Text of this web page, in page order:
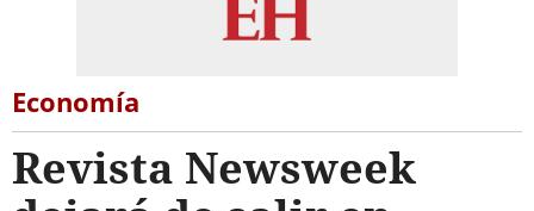
Economía
Revista Newsweek